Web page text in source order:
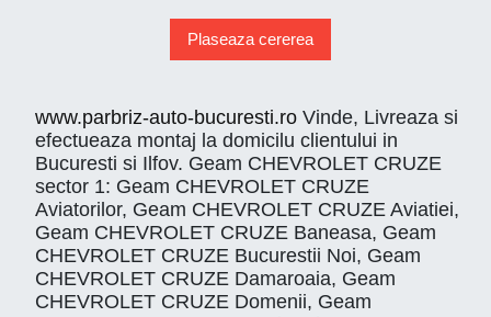
Plaseaza cererea
www.parbriz-auto-bucuresti.ro Vinde, Livreaza si
efectueaza montaj la domicilu clientului in
Bucuresti si Ilfov. Geam CHEVROLET CRUZE
sector 1: Geam CHEVROLET CRUZE
Aviatorilor, Geam CHEVROLET CRUZE Aviatiei,
Geam CHEVROLET CRUZE Baneasa, Geam
CHEVROLET CRUZE Bucurestii Noi, Geam
CHEVROLET CRUZE Damaroaia, Geam
CHEVROLET CRUZE Domenii, Geam